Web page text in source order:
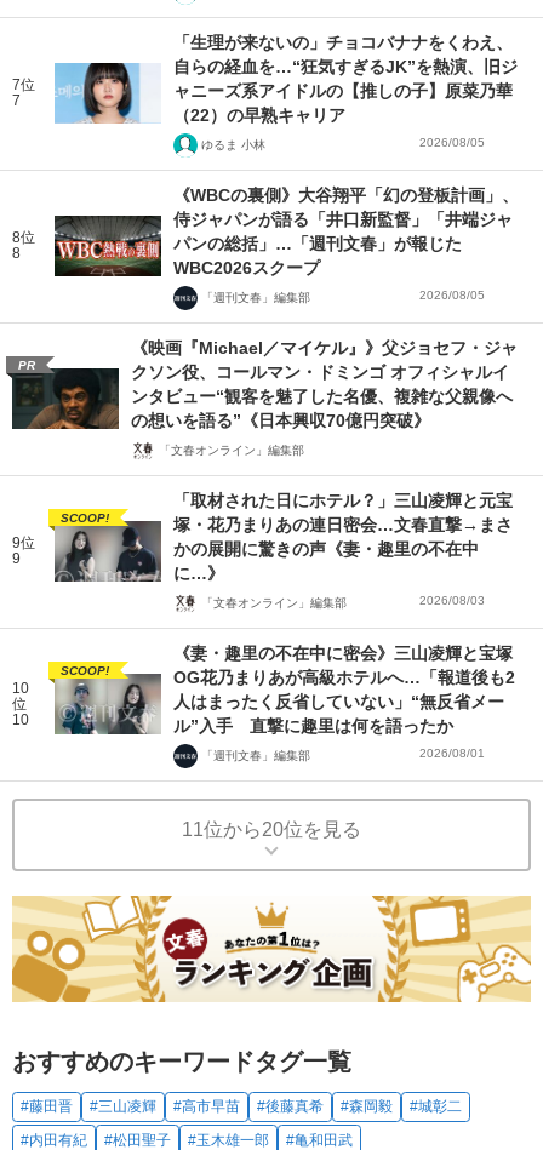
7位
7
「生理が来ないの」チョコバナナをくわえ、
自らの経血を…“狂気すぎるJK”を熱演、旧ジ
ャニーズ系アイドルの【推しの子】原菜乃華
（22）の早熟キャリア
ゆるま 小林 2026/08/05
8位
8
《WBCの裏側》大谷翔平「幻の登板計画」、
侍ジャパンが語る「井口新監督」「井端ジャ
パンの総括」…「週刊文春」が報じた
WBC2026スクープ
「週刊文春」編集部 2026/08/05
PR
《映画『Michael／マイケル』》父ジョセフ・ジャ
クソン役、コールマン・ドミンゴ オフィシャルイ
ンタビュー“観客を魅了した名優、複雑な父親像へ
の想いを語る”《日本興収70億円突破》
「文春オンライン」編集部
9位
9
SCOOP!
「取材された日にホテル？」三山凌輝と元宝
塚・花乃まりあの連日密会…文春直撃→まさ
かの展開に驚きの声《妻・趣里の不在中
に…》
「文春オンライン」編集部 2026/08/03
10
位
10
SCOOP!
《妻・趣里の不在中に密会》三山凌輝と宝塚
OG花乃まりあが高級ホテルへ…「報道後も2
人はまったく反省していない」“無反省メー
ル”入手 直撃に趣里は何を語ったか
「週刊文春」編集部 2026/08/01
11位から20位を見る
おすすめのキーワードタグ一覧
#藤田晋 #三山凌輝 #高市早苗 #後藤真希 #森岡毅
#城彰二
#内田有紀
#松田聖子 #玉木雄一郎 #亀和田武